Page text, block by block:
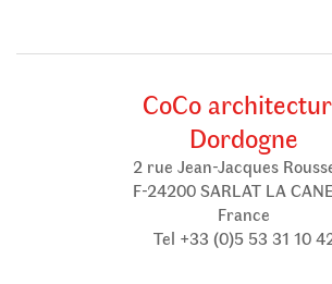
CoCo
Dordogne
2 rue Jean-Jacques
F-24200 SARLAT LA
France
Tel +33 (0)5 53 31 10